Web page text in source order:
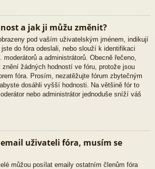
a jak ji můžu změnit?
pod vaším uživatelským jménem, indikují
do fóra odeslali, nebo slouží k identifikaci
moderátorů a administrátorů. Obecně řečeno,
žádných hodností ve fóru, protože jsou
fóra. Prosím, nezatěžujte fórum zbytečným
dosáhli vyšší hodnosti. Na většině fór to
nebo administrátor jednoduše sníží váš
uživateli fóra, musím se
můžou posílat emaily ostatním členům fóra